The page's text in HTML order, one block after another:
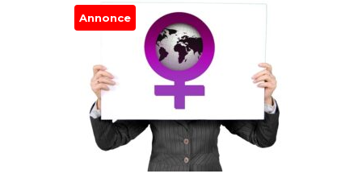
Annonce